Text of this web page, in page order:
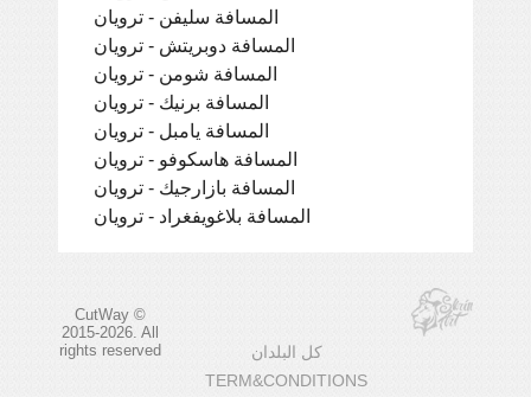
المسافة سليفن - ترويان
المسافة دوبريتش - ترويان
المسافة شومن - ترويان
المسافة برنيك - ترويان
المسافة يامبل - ترويان
المسافة هاسكوفو - ترويان
المسافة بازارجيك - ترويان
المسافة بلاغويفغراد - ترويان
CutWay ©
2015-2026. All
rights reserved
كل البلدان
TERM&CONDITIONS